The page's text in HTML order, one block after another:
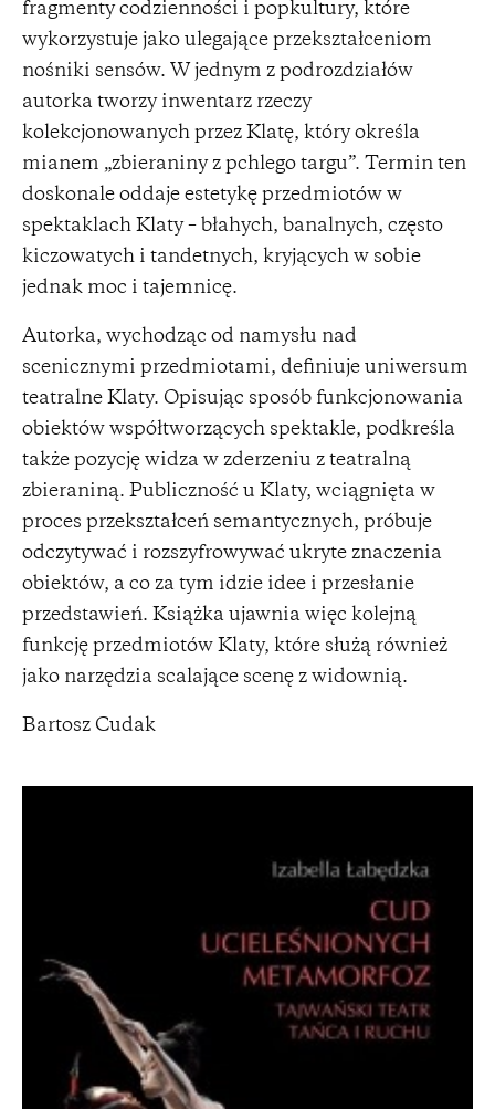
fragmenty codzienności i popkultury, które
wykorzystuje jako ulegające przekształceniom
nośniki sensów. W jednym z podrozdziałów
autorka tworzy inwentarz rzeczy
kolekcjonowanych przez Klatę, który określa
mianem „zbieraniny z pchlego targu”. Termin ten
doskonale oddaje estetykę przedmiotów w
spektaklach Klaty – błahych, banalnych, często
kiczowatych i tandetnych, kryjących w sobie
jednak moc i tajemnicę.
Autorka, wychodząc od namysłu nad
scenicznymi przedmiotami, definiuje uniwersum
teatralne Klaty. Opisując sposób funkcjonowania
obiektów współtworzących spektakle, podkreśla
także pozycję widza w zderzeniu z teatralną
zbieraniną. Publiczność u Klaty, wciągnięta w
proces przekształceń semantycznych, próbuje
odczytywać i rozszyfrowywać ukryte znaczenia
obiektów, a co za tym idzie idee i przesłanie
przedstawień. Książka ujawnia więc kolejną
funkcję przedmiotów Klaty, które służą również
jako narzędzia scalające scenę z widownią.
Bartosz Cudak